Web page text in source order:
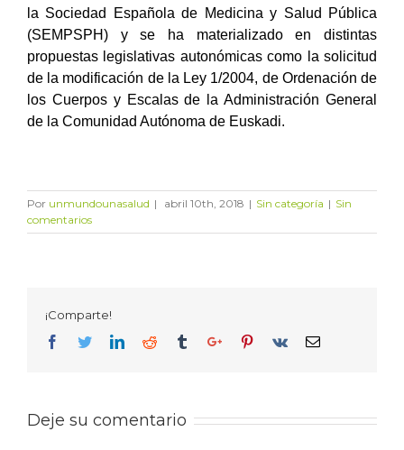
la Sociedad Española de Medicina y Salud Pública
(SEMPSPH) y se ha materializado en distintas
propuestas legislativas autonómicas como la solicitud
de la modificación de la Ley 1/2004, de Ordenación de
los Cuerpos y Escalas de la Administración General
de la Comunidad Autónoma de Euskadi.
Por unmundounasalud | abril 10th, 2018 | Sin categoría | Sin
comentarios
¡Comparte!
Facebook
TwitterLinkedinReddit TumblrGoogle+Pinterest
Vk Email
Deje su comentario